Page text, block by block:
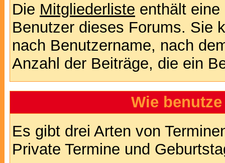
Die Mitgliederliste enthält
Benutzer dieses Forums. Sie
nach Benutzername, nach
Anzahl der Beiträge, die ein
Wie
Es gibt drei Arten von
Private Termine und